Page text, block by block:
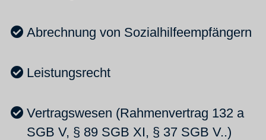
Abrechnung von Sozialhilfeempfängern
Leistungsrecht
Vertragswesen (Rahmenvertrag 132 a
SGB V, § 89 SGB XI, § 37 SGB V..)